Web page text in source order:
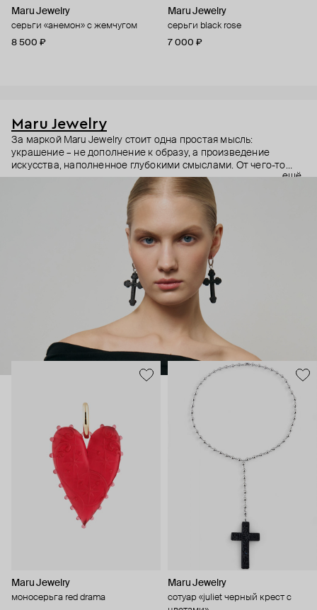
Maru Jewelry
серьги «анемон» с жемчугом
8 500 ₽
Maru Jewelry
серьги black rose
7 000 ₽
Maru Jewelry
За маркой Maru Jewelry стоит одна простая мысль:
украшение – не дополнение к образу, а произведение
искусства, наполненное глубокими смыслами. От чего-то
очень личного – любви к своему телу – до масштабного –
открытости миру и другим культурам. Основательница
бренда Мария Калемагина не ограничивает себя в выборе
источников вдохновения. Линии женской фигуры,
магические символы и целые направления в искусстве – все
это находит отражение в коллекциях Maru Jewelry.
Украшения Maru Jewelry для тех, кто тоже считает, что арт-
объектам место не только в музеях.
ещё
Maru Jewelry
моносерьга red drama
Maru Jewelry
сотуар «juliet черный крест с